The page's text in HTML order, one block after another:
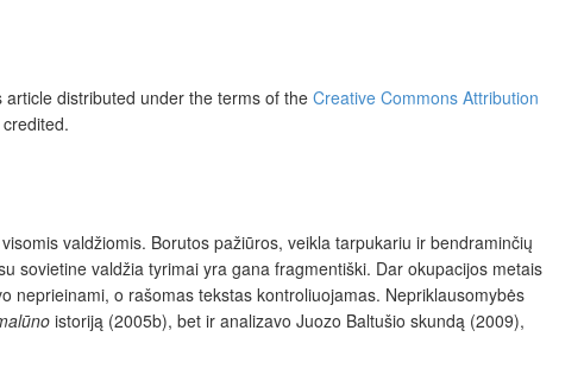
article distributed under the terms of theCreative Commons Attribution
valdžiomis. Borutos pažiūros, veikla tarpukariu ir bendraminčių
sovietine valdžia tyrimai yra gana fragmentiški. Dar okupacijos metais
neprieinami, o rašomas tekstas kontroliuojamas. Nepriklausomybės
istoriją (2005b), bet ir analizavo Juozo Baltušio skundą (2009),